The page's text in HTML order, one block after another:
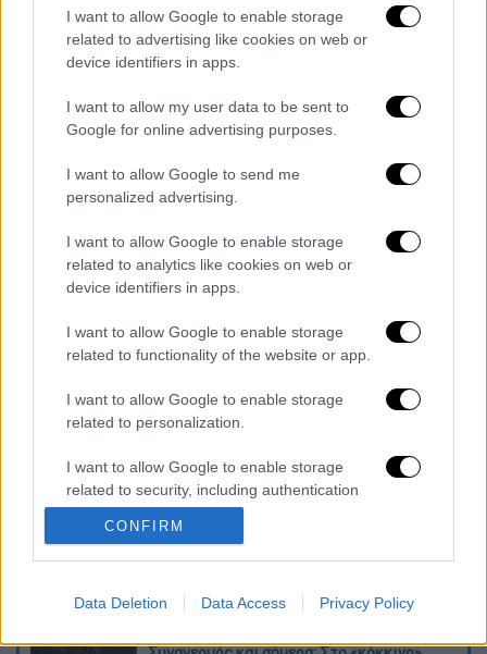
I want to allow Google to enable storage
related to advertising like cookies on web or
device identifiers in apps.
I want to allow my user data to be sent to
Google for online advertising purposes.
I want to allow Google to send me
personalized advertising.
I want to allow Google to enable storage
related to analytics like cookies on web or
device identifiers in apps.
I want to allow Google to enable storage
related to functionality of the website or app.
I want to allow Google to enable storage
related to personalization.
I want to allow Google to enable storage
related to security, including authentication
functionality and fraud prevention, and other
user protection.
CONFIRM
Data Deletion Data Access Privacy Policy
Οι τυχεροί αριθμοί που ανέδειξε η
κληρωτίδα της αποψινής κλήρωσης είναι οι
5,15,17,24,32 και Τζόκερ το 20.
Διαβάστε ακόμη
Το φθινοπωρινό σχέδιο Ανδρουλάκη: Η
αντεπίθεση του ΠΑΣΟΚ από την κοινωνία
έως τη ΔΕΘ
Η παγίδα του Ορμούζ για τον Τραμπ και το
θα λυγίσει πρώτος